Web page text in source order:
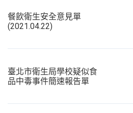
餐飲衛生安全意見單
(2021.04.22)
臺北市衛生局學校疑似食
品中毒事件簡速報告單